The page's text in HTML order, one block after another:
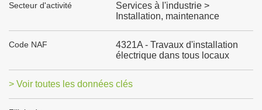
Secteur d'activité
Services à l'industrie >
Installation, maintenance
Code NAF
4321A - Travaux d'installation
électrique dans tous locaux
> Voir toutes les données clés